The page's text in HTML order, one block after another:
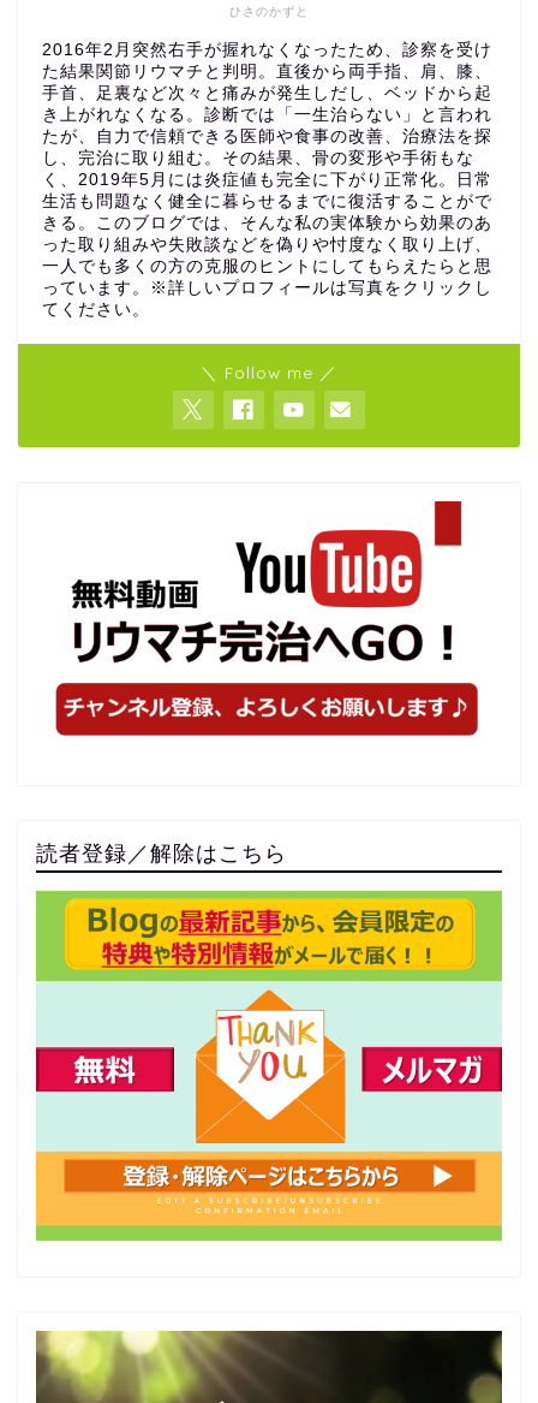
ひさのかずと
2016年2月突然右手が握れなくなったため、診察を受け
た結果関節リウマチと判明。直後から両手指、肩、膝、
手首、足裏など次々と痛みが発生しだし、ベッドから起
き上がれなくなる。診断では「一生治らない」と言われ
たが、自力で信頼できる医師や食事の改善、治療法を探
し、完治に取り組む。その結果、骨の変形や手術もな
く、2019年5月には炎症値も完全に下がり正常化。日常
生活も問題なく健全に暮らせるまでに復活することがで
きる。このブログでは、そんな私の実体験から効果のあ
った取り組みや失敗談などを偽りや忖度なく取り上げ、
一人でも多くの方の克服のヒントにしてもらえたらと思
っています。※詳しいプロフィールは写真をクリックし
てください。
＼ Follow me ／
読者登録／解除はこちら